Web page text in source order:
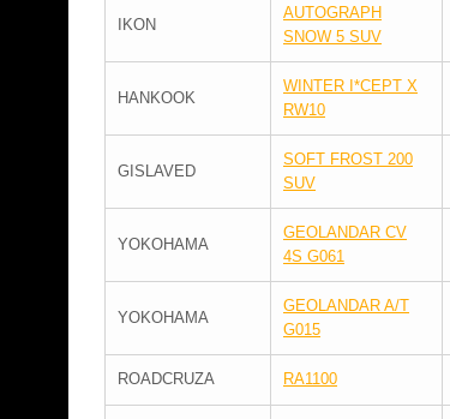
IKON
AUTOGRAPH
SNOW 5 SUV
HANKOOK
WINTER I*CEPT X
RW10
GISLAVED
SOFT FROST 200
SUV
YOKOHAMA
GEOLANDAR CV
4S G061
YOKOHAMA
GEOLANDAR A/T
G015
ROADCRUZA RA1100